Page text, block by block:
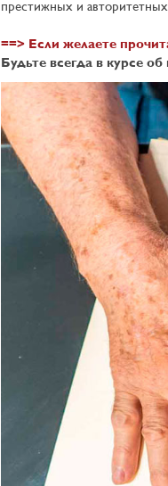
престижных и авторитетных
==> Если желаете
Будьте всегда в курсе